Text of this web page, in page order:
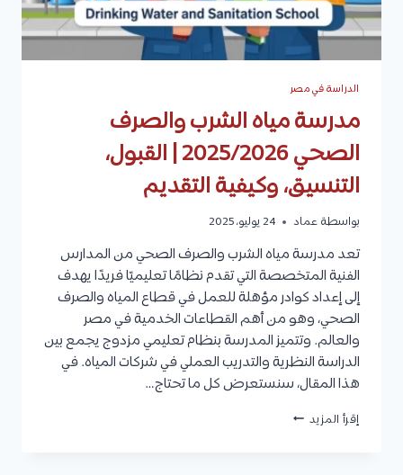
الدراسة في مصر
مدرسة مياه الشرب والصرف
الصحي 2025/2026 | القبول،
التنسيق، وكيفية التقديم
بواسطة عماد 24 يوليو، 2025
تعد مدرسة مياه الشرب والصرف الصحي من المدارس
الفنية المتخصصة التي تقدم نظامًا تعليميًا فريدًا يهدف
إلى إعداد كوادر مؤهلة للعمل في قطاع المياه والصرف
الصحي، وهو من أهم القطاعات الخدمية في مصر
والعالم. وتتميز المدرسة بنظام تعليمي مزدوج يجمع بين
الدراسة النظرية والتدريب العملي في شركات المياه. في
هذا المقال، سنستعرض كل ما تحتاج…
إقرأ المزيد مدرسة